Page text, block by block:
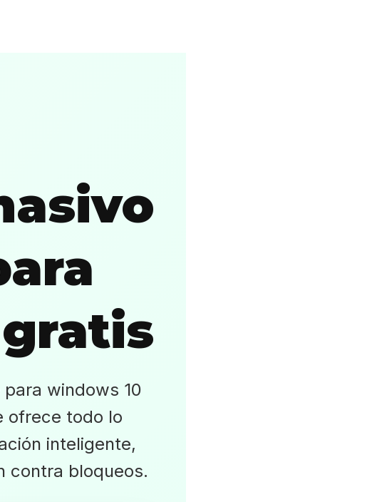
windows 10
ofrece todo lo
inteligente,
contra bloqueos.